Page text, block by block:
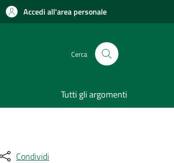
Accedi all'area personale
Cerca
Tutti gli argomenti
Condividi